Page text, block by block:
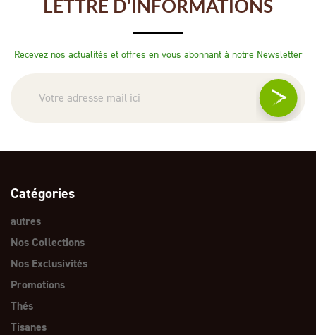
LETTRE D’INFORMATIONS
Recevez nos actualités et offres en vous abonnant à notre Newsletter
Catégories
autres
Nos Collections
Nos Exclusivités
Promotions
Thés
Tisanes